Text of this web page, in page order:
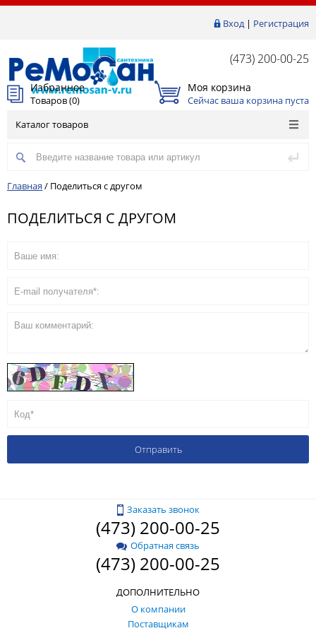
Вход| Регистрация
(473) 200-00-25
Избранное
Товаров (0)
Моя корзина
Сейчас ваша корзина пуста
Каталог товаров
Главная / Поделиться с другом
ПОДЕЛИТЬСЯ С ДРУГОМ
Заказать звонок
(473) 200-00-25
Обратная связь
(473) 200-00-25
ДОПОЛНИТЕЛЬНО
О компании
Поставщикам